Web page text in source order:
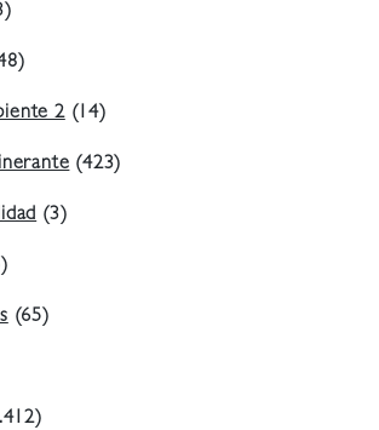
2(14)
(423)
(3)
(65)